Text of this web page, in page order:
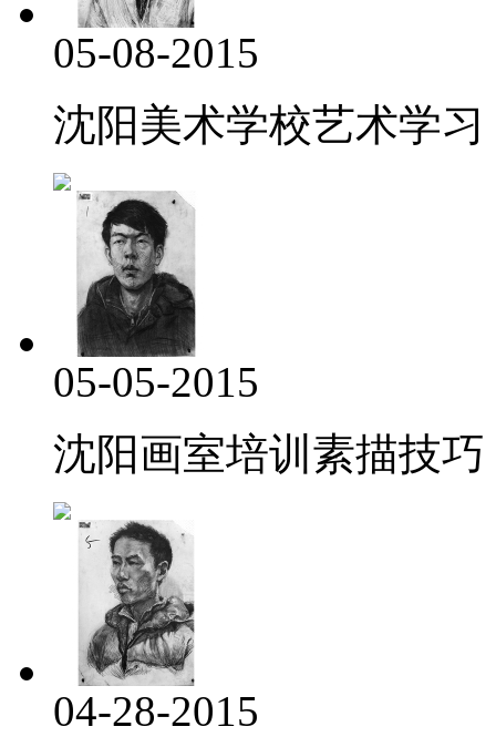
05-08-2015
沈阳美术学校艺术学习
05-05-2015
沈阳画室培训素描技巧
04-28-2015